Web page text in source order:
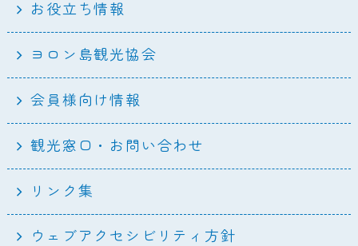
お役立ち情報
ヨロン島観光協会
会員様向け情報
観光窓口・お問い合わせ
リンク集
ウェブアクセシビリティ方針